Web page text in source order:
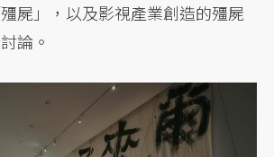
屍」，以及影視產業創造的殭屍
論。